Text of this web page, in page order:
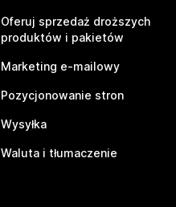
Oferuj sprzedaż droższych
produktów i pakietów
Marketing e-mailowy
Pozycjonowanie stron
Wysyłka
Waluta i tłumaczenie